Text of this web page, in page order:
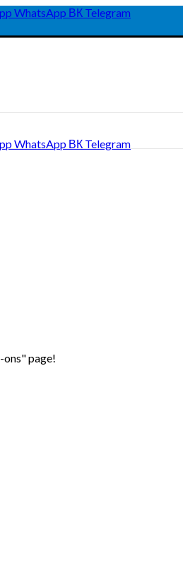
WhatsApp ВК Telegram
WhatsApp ВК Telegram
page!